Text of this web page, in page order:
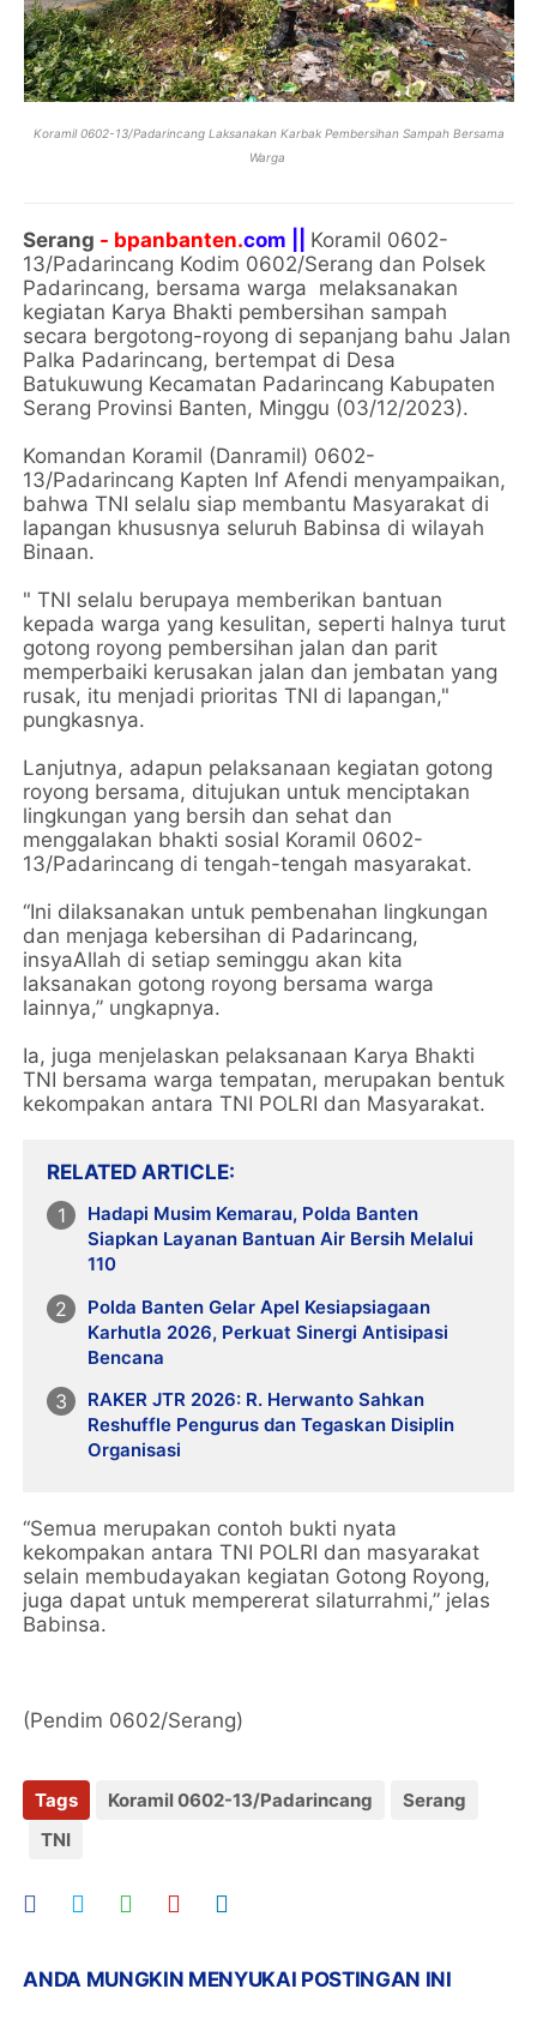
Koramil 0602-13/Padarincang Laksanakan Karbak Pembersihan Sampah Bersama
Warga
Serang - bpanbanten.com || Koramil 0602-
13/Padarincang Kodim 0602/Serang dan Polsek
Padarincang, bersama warga melaksanakan
kegiatan Karya Bhakti pembersihan sampah
secara bergotong-royong di sepanjang bahu Jalan
Palka Padarincang, bertempat di Desa
Batukuwung Kecamatan Padarincang Kabupaten
Serang Provinsi Banten, Minggu (03/12/2023).
Komandan Koramil (Danramil) 0602-
13/Padarincang Kapten Inf Afendi menyampaikan,
bahwa TNI selalu siap membantu Masyarakat di
lapangan khususnya seluruh Babinsa di wilayah
Binaan.
" TNI selalu berupaya memberikan bantuan
kepada warga yang kesulitan, seperti halnya turut
gotong royong pembersihan jalan dan parit
memperbaiki kerusakan jalan dan jembatan yang
rusak, itu menjadi prioritas TNI di lapangan,"
pungkasnya.
Lanjutnya, adapun pelaksanaan kegiatan gotong
royong bersama, ditujukan untuk menciptakan
lingkungan yang bersih dan sehat dan
menggalakan bhakti sosial Koramil 0602-
13/Padarincang di tengah-tengah masyarakat.
“Ini dilaksanakan untuk pembenahan lingkungan
dan menjaga kebersihan di Padarincang,
insyaAllah di setiap seminggu akan kita
laksanakan gotong royong bersama warga
lainnya,” ungkapnya.
Ia, juga menjelaskan pelaksanaan Karya Bhakti
TNI bersama warga tempatan, merupakan bentuk
kekompakan antara TNI POLRI dan Masyarakat.
RELATED ARTICLE
Hadapi Musim Kemarau, Polda Banten
Siapkan Layanan Bantuan Air Bersih Melalui
110
Polda Banten Gelar Apel Kesiapsiagaan
Karhutla 2026, Perkuat Sinergi Antisipasi
Bencana
RAKER JTR 2026: R. Herwanto Sahkan
Reshuffle Pengurus dan Tegaskan Disiplin
Organisasi
“Semua merupakan contoh bukti nyata
kekompakan antara TNI POLRI dan masyarakat
selain membudayakan kegiatan Gotong Royong,
juga dapat untuk mempererat silaturrahmi,” jelas
Babinsa.
(Pendim 0602/Serang)
Tags Koramil 0602-13/Padarincang
Serang
TNI
ANDA MUNGKIN MENYUKAI POSTINGAN INI